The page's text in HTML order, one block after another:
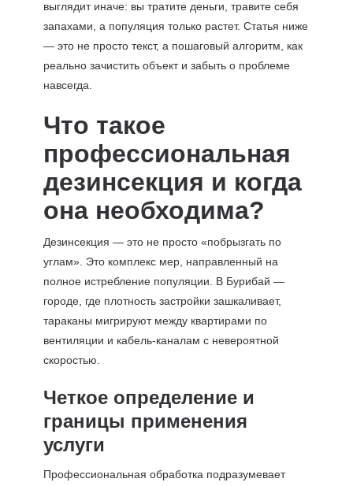
выглядит иначе: вы тратите деньги, травите себя
запахами, а популяция только растет. Статья ниже
— это не просто текст, а пошаговый алгоритм, как
реально зачистить объект и забыть о проблеме
навсегда.
Что такое
профессиональная
дезинсекция и когда
она необходима?
Дезинсекция — это не просто «побрызгать по
углам». Это комплекс мер, направленный на
полное истребление популяции. В Бурибай —
городе, где плотность застройки зашкаливает,
тараканы мигрируют между квартирами по
вентиляции и кабель-каналам с невероятной
скоростью.
Четкое определение и
границы применения
услуги
Профессиональная обработка подразумевает